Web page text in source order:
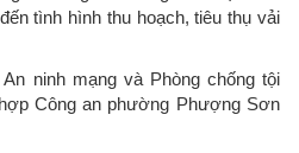
tình hình thu hoạch, tiêu thụ vải
ninh mạng và Phòng chống tội
Công an phường Phượng Sơn